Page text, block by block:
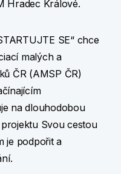
Hradec Králové.
SE“ chce
malých a
ČR (AMSP ČR)
na dlouhodobou
Svou cestou
je podpořit a